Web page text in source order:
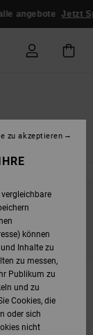
Jetzt Sparen
BALD
können
Inhalte zu
zu messen,
Publikum zu
und zu
Cookies, die
oder sich
nicht
zu akzeptieren